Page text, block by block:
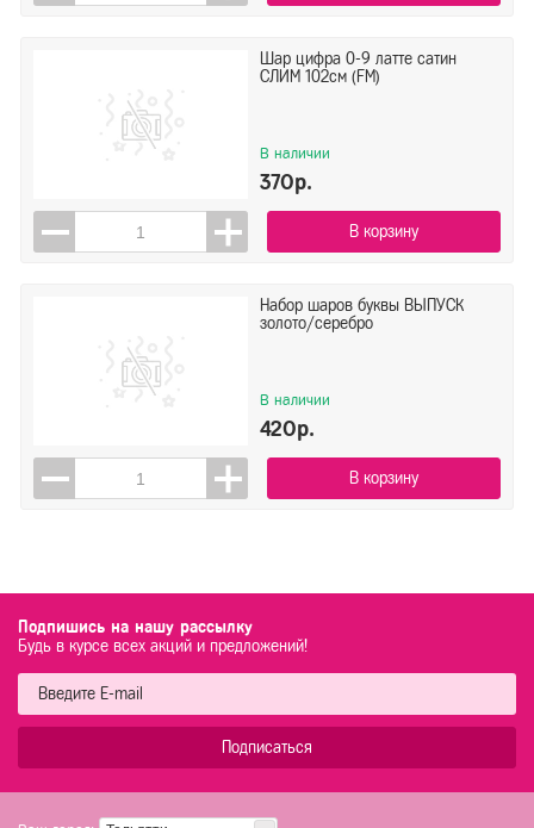
Шар цифра 0-9 латте сатин
СЛИМ 102см (FM)
В наличии
370р.
В корзину
Набор шаров буквы ВЫПУСК
золото/серебро
В наличии
420р.
В корзину
Подпишись на нашу рассылку
Будь в курсе всех акций и предложений!
Подписаться